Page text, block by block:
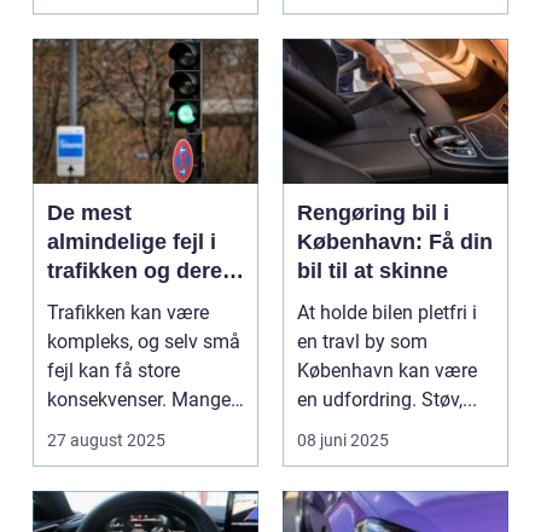
De mest
almindelige fejl i
trafikken og deres
konsekvenser
Trafikken kan være
kompleks, og selv små
fejl kan få store
konsekvenser. Mange
uly...
27 august 2025
Rengøring bil i
København: Få din
bil til at skinne
At holde bilen pletfri i
en travl by som
København kan være
en udfordring. Støv,...
08 juni 2025